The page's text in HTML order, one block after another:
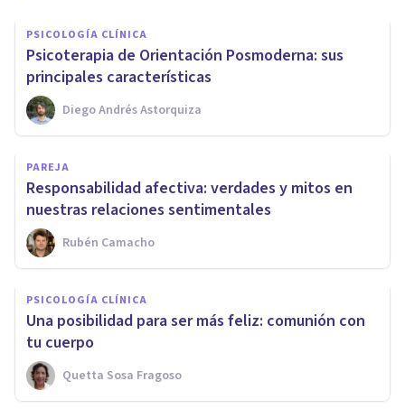
PSICOLOGÍA CLÍNICA
Psicoterapia de Orientación Posmoderna: sus
principales características
Diego Andrés Astorquiza
PAREJA
Responsabilidad afectiva: verdades y mitos en
nuestras relaciones sentimentales
Rubén Camacho
PSICOLOGÍA CLÍNICA
Una posibilidad para ser más feliz: comunión con
tu cuerpo
Quetta Sosa Fragoso